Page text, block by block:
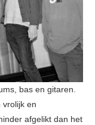
bas en gitaren.
vrolijk en
afgelikt dan het